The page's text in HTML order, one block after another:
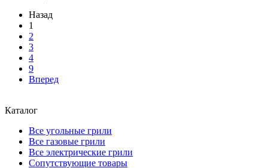
Назад
1
2
3
4
9
Вперед
Каталог
Все угольные грили
Все газовые грили
Все электрические грили
Сопутствующие товары